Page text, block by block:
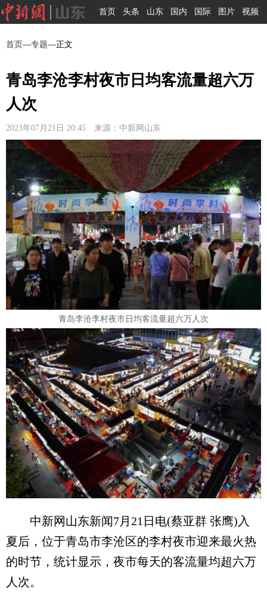
首页 头条 山东 国内 国际 图片 视频
首页—专题—正文
青岛李沧李村夜市日均客流量超六万
人次
2023年07月21日 20:45 来源：中新网山东
青岛李沧李村夜市日均客流量超六万人次
中新网山东新闻7月21日电(蔡亚群 张鹰)入
夏后，位于青岛市李沧区的李村夜市迎来最火热
的时节，统计显示，夜市每天的客流量均超六万
人次。